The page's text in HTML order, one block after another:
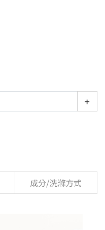
成分/洗滌方式